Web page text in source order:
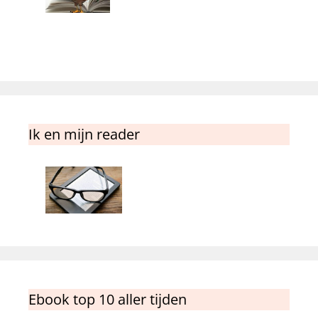
Ik en mijn reader
Ebook top 10 aller tijden